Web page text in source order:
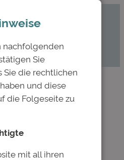
nachfolgenden
Sie
Sie die rechtlichen
und diese
die Folgeseite zu
mit all ihren